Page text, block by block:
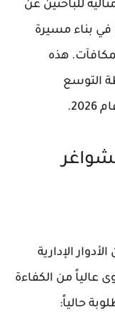
للباحثين عن
في بناء مسيرة
هذه
التوسع
الإدارية
عالياً من الكفاءة
حالياً: